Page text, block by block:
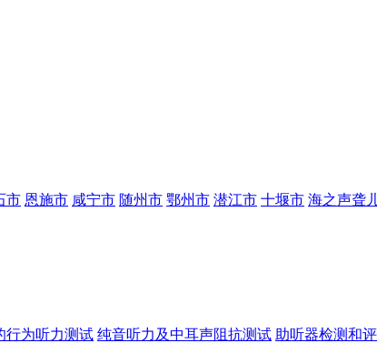
市 恩施市 咸宁市 随州市 鄂州市 潜江市 十堰市 海之声聋
行为听力测试 纯音听力及中耳声阻抗测试 助听器检测和